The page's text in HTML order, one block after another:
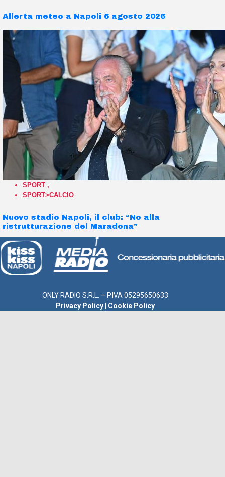
Allerta meteo a Napoli 6 agosto 2026
SPORT ,
SPORT>CALCIO
Nuovo stadio Napoli, il club: “No alla
ristrutturazione del Maradona”
ONLY RADIO S.R.L. – P.IVA 05295650633
Privacy Policy
Cookie Policy